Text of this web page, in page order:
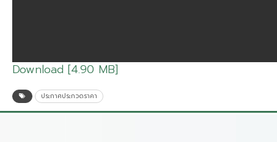
Download [4.90 MB]
ประกาศประกวดราคา